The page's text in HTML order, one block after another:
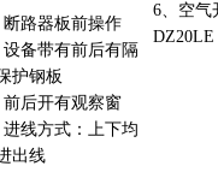
断路器板前操作
设备带有前后有隔
护钢板
前后开有观察窗
进线方式：上下均
出线
6、空气
DZ20LE